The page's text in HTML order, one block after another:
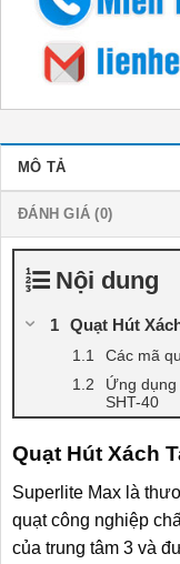
MÔ TẢ
ĐÁNH GIÁ (0)
Nội dung
Quạt Hút
Các mã
Ứng dụng
SHT-40
Quạt Hút Xách
Superlite Max là
quạt công nghiệp
của trung tâm 3 và